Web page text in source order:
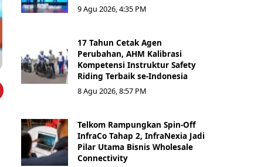
9 Agu 2026, 4:35 PM
17 Tahun Cetak Agen
Perubahan, AHM Kalibrasi
Kompetensi Instruktur Safety
Riding Terbaik se-Indonesia
8 Agu 2026, 8:57 PM
Telkom Rampungkan Spin-Off
InfraCo Tahap 2, InfraNexia Jadi
Pilar Utama Bisnis Wholesale
Connectivity